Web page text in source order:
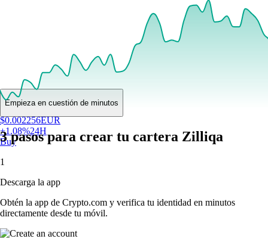
$0.002256EUR
+1.08%24H
Buy
Empieza en cuestión de minutos
3 pasos para crear tu cartera Zilliqa
1
Descarga la app
Obtén la app de Crypto.com y verifica tu identidad en minutos
directamente desde tu móvil.